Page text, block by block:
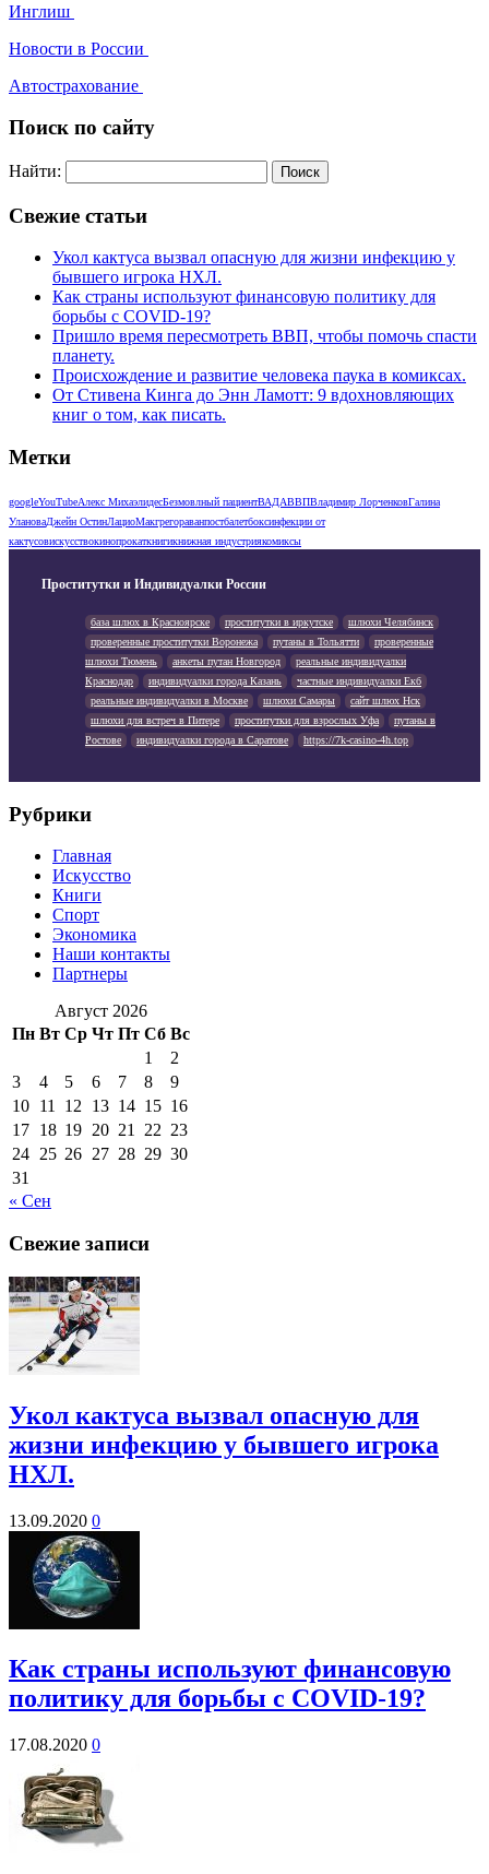
Инглиш
Новости в России
Автострахование
Поиск по сайту
Найти:
Свежие статьи
Укол кактуса вызвал опасную для жизни инфекцию у
бывшего игрока НХЛ.
Как страны используют финансовую политику для
борьбы с COVID-19?
Пришло время пересмотреть ВВП, чтобы помочь спасти
планету.
Происхождение и развитие человека паука в комиксах.
От Стивена Кинга до Энн Ламотт: 9 вдохновляющих
книг о том, как писать.
Метки
googleYouTubeАлекс МихаэлидесБезмовлный пациентВАДАВВПВладимир ЛорченковГалина
УлановаДжейн ОстинЛациоМакгрегораванпостбалетбоксинфекции от
кактусовискусствокинопрокаткнигикнижная индустриякомиксы
Проститутки и Индивидуалки России
база шлюх в Красноярске проститутки в иркутске
шлюхи Челябинск
проверенные проститутки Воронежа
путаны в Тольятти
проверенные
шлюхи Тюмень
анкеты путан Новгород
реальные индивидуалки
Краснодар
индивидуалки города Казань
частные индивидуалки Екб
реальные индивидуалки в Москве
шлюхи Самары
сайт шлюх Нск
шлюхи для встреч в Питере
проститутки для взрослых Уфа
путаны в
Ростове
индивидуалки города в Саратове https://7k-casino-4h.top
Рубрики
Главная
Искусство
Книги
Спорт
Экономика
Наши контакты
Партнеры
Август 2026
Пн Вт Ср Чт Пт Сб Вс
1
2
3
4 5 6 7 8
9
10 11 12 13 14 15 16
17 18 19 20 21 22 23
24 25 26 27 28 29 30
31
« Сен
Свежие записи
Укол кактуса вызвал опасную для
жизни инфекцию у бывшего игрока
НХЛ.
13.09.2020 0
Как страны используют финансовую
политику для борьбы с COVID-19?
17.08.2020 0